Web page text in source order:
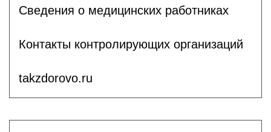
Сведения о медицинских работниках
Контакты контролирующих организаций
takzdorovo.ru